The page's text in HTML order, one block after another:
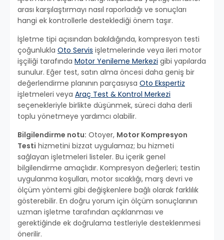
arası karşılaştırmayı nasıl raporladığı ve sonuçları
hangi ek kontrollerle desteklediği önem taşır.
İşletme tipi açısından bakıldığında, kompresyon testi
çoğunlukla Oto Servis işletmelerinde veya ileri motor
işçiliği tarafında Motor Yenileme Merkezi gibi yapılarda
sunulur. Eğer test, satın alma öncesi daha geniş bir
değerlendirme planının parçasıysa Oto Ekspertiz
işletmeleri veya Araç Test & Kontrol Merkezi
seçenekleriyle birlikte düşünmek, süreci daha derli
toplu yönetmeye yardımcı olabilir.
Bilgilendirme notu: Otoyer, Motor Kompresyon
Testi hizmetini bizzat uygulamaz; bu hizmeti
sağlayan işletmeleri listeler. Bu içerik genel
bilgilendirme amaçlıdır. Kompresyon değerleri; testin
uygulanma koşulları, motor sıcaklığı, marş devri ve
ölçüm yöntemi gibi değişkenlere bağlı olarak farklılık
gösterebilir. En doğru yorum için ölçüm sonuçlarının
uzman işletme tarafından açıklanması ve
gerektiğinde ek doğrulama testleriyle desteklenmesi
önerilir.